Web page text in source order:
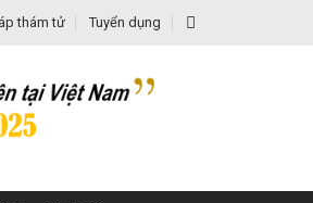
thám tử Tuyển dụng